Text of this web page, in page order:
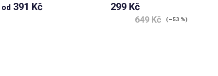
od 391 Kč 299 Kč
649 Kč (–53 %)